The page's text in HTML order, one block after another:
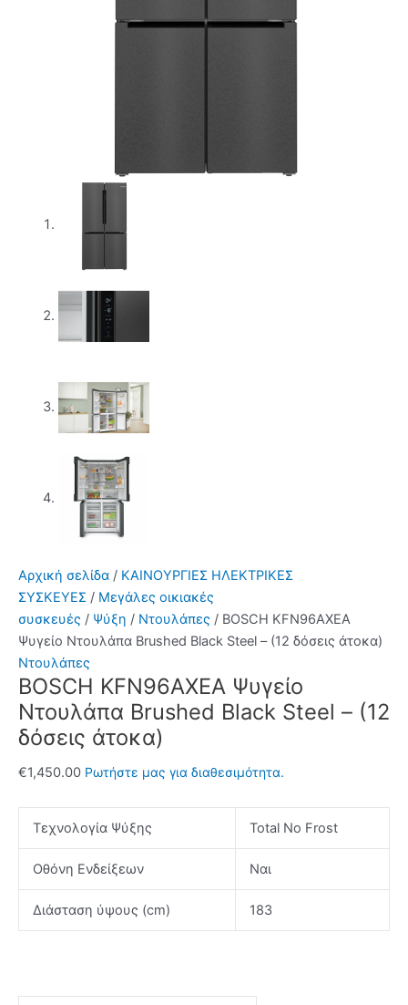
Αρχική σελίδα / ΚΑΙΝΟΥΡΓΙΕΣ ΗΛΕΚΤΡΙΚΕΣ
ΣΥΣΚΕΥΕΣ / Μεγάλες οικιακές
συσκευές / Ψύξη / Ντουλάπες / BOSCH KFN96AXEA
Ψυγείο Ντουλάπα Brushed Black Steel – (12 δόσεις άτοκα)
Ντουλάπες
BOSCH KFN96AXEA Ψυγείο
Ντουλάπα Brushed Black Steel – (12
δόσεις άτοκα)
€1,450.00 Ρωτήστε μας για διαθεσιμότητα.
Τεχνολογία Ψύξης Total No Frost
Οθόνη Ενδείξεων Ναι
Διάσταση ύψους (cm) 183